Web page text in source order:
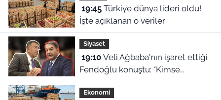
19:45Türkiye dünya lideri oldu!
İşte açıklanan o veriler
Siyaset
19:10Veli Ağbaba'nın işaret ettiği
Fendoğlu konuştu: "Kimse
kimseye kefil olamaz"
Ekonomi